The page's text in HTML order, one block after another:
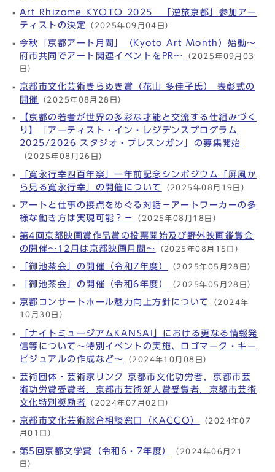
Art Rhizome KYOTO 2025 「逆旅京都」参加アー
ティストの決定 （2025年09月04日）
今秋「京都アート月間」（Kyoto Art Month）始動～
府市共同でアート関連イベントをPR～
（2025年09月03
日）
京都市文化芸術きらめき賞（花山 多佳子氏） 表彰式の
開催
（2025年08月28日）
【京都の若者が世界の多彩な才能と交流する仕組みづく
り】「アーティスト・イン・レジデンスプログラム
2025/2026 スタジオ・プレスンガン」の募集開始
（2025年08月26日）
「寛永行幸四百年祭」一年前記念シンポジウム「屏風か
ら見る寛永行幸」の開催について
（2025年08月19日）
アートと仕事の接点をめぐる対話－アートワーカーの多
様な働き方は実現可能？－
（2025年08月18日）
第4回京都映画賞作品賞の投票開始及び野外映画鑑賞会
の開催～12月は京都映画月間～
（2025年08月15日）
「御池茶会」の開催（令和7年度） （2025年05月28日）
「御池茶会」の開催（令和6年度） （2025年05月28日）
京都コンサートホール魅力向上方針について （2024年
10月30日）
「ナイトミュージアムKANSAI」における更なる情報発
信等について～特別イベントの実施、ロゴマーク・キー
ビジュアルの作成など～
（2024年10月08日）
芸術団体・芸術家リンク 京都市文化功労者，京都市芸
術功労賞受賞者，京都市芸術新人賞受賞者，京都市芸術
文化特別奨励者 （2024年07月02日）
京都市文化芸術総合相談窓口（KACCO） （2024年07
月01日）
第5回京都文学賞（令和6・7年度）
（2024年06月21
日）